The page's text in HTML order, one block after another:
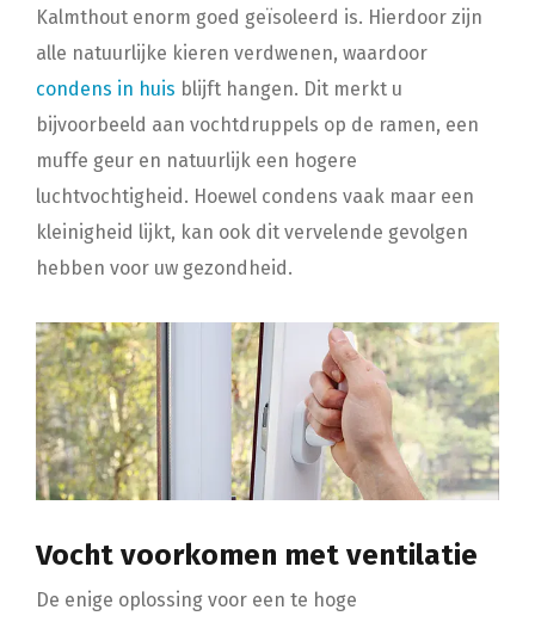
Kalmthout enorm goed geïsoleerd is. Hierdoor zijn
alle natuurlijke kieren verdwenen, waardoor
condens in huis blijft hangen. Dit merkt u
bijvoorbeeld aan vochtdruppels op de ramen, een
muffe geur en natuurlijk een hogere
luchtvochtigheid. Hoewel condens vaak maar een
kleinigheid lijkt, kan ook dit vervelende gevolgen
hebben voor uw gezondheid.
Vocht voorkomen met ventilatie
De enige oplossing voor een te hoge